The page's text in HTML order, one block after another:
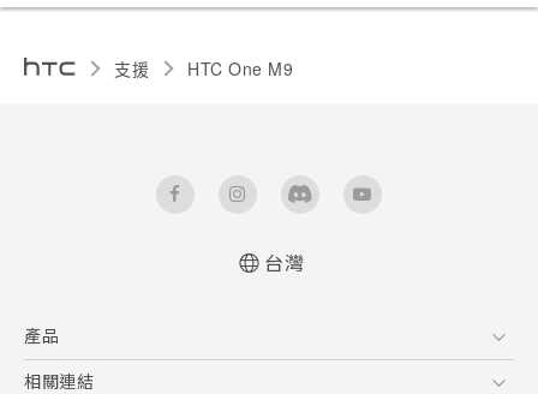
支援 HTC One M9‎
台灣
產品
5G
相關連結